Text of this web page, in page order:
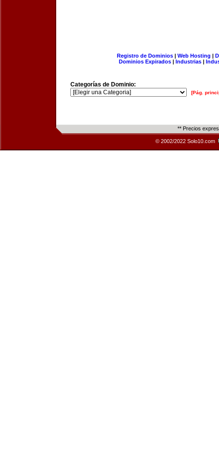
Registro de Dominios| Web Hosting |
Dominios Expirados | Industrias |
Categorías de Dominio:
[Pág.
** Precios
© 2002/2022 Solo10.com